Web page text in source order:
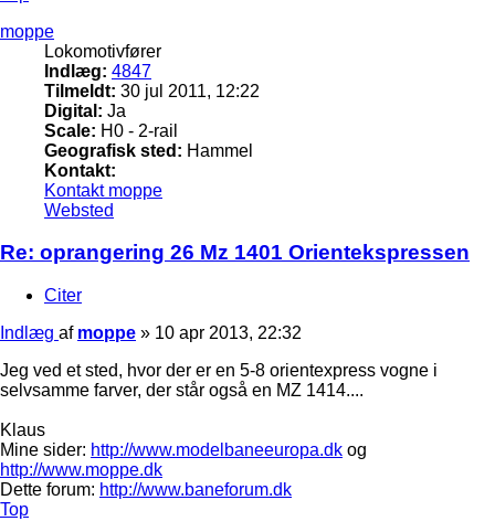
moppe
Lokomotivfører
Indlæg: 4847
Tilmeldt: 30 jul 2011, 12:22
Digital: Ja
Scale: H0 - 2-rail
Geografisk sted: Hammel
Kontakt:
Kontakt moppe
Websted
Re: oprangering 26 Mz 1401 Orientekspressen
Citer
Indlæg af moppe » 10 apr 2013, 22:32
Jeg ved et sted, hvor der er en 5-8 orientexpress vogne i
selvsamme farver, der står også en MZ 1414....
Klaus
Mine sider: http://www.modelbaneeuropa.dk og
http://www.moppe.dk
Dette forum: http://www.baneforum.dk
Top